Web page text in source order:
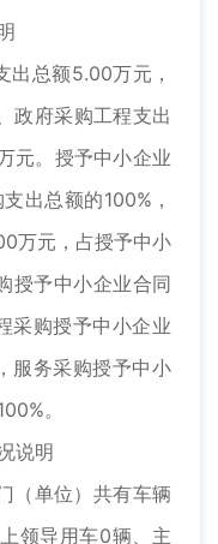
总额5.00万元，
政府采购工程支出
元。授予中小企业
出总额的100%，
万元，占授予中小
授予中小企业合同
采购授予中小企业
服务采购授予中小
。
说明
单位）共有车辆
领导用车0辆、主